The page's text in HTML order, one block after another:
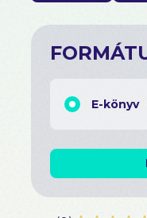
E-könyv